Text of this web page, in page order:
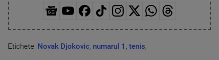
Etichete: Novak Djokovic, numarul 1 , tenis,